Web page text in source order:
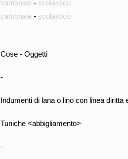
cantonale - scolastico
cantonale - scolastico
Cose - Oggetti
-
Indumenti di lana o lino con linea
Tuniche <abbigliamento>
-